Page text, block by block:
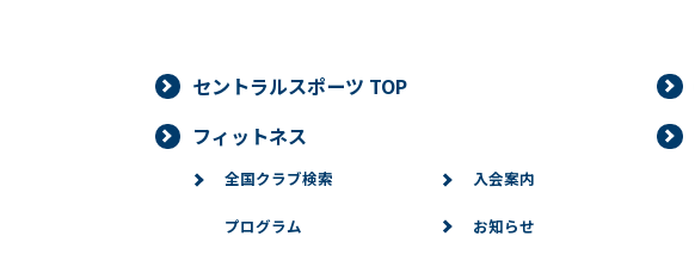
セントラルスポーツ TOP
フィットネス
全国クラブ検索
プログラム
入会案内
お知らせ